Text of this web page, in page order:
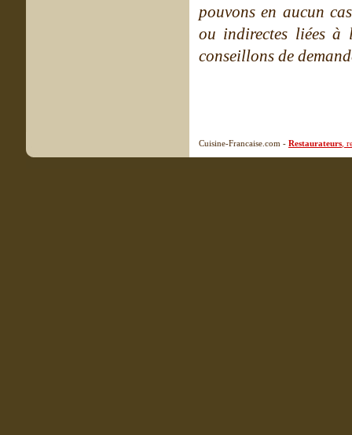
pouvons en aucun
ou indirectes liées à
conseillons de
Cuisine-Francaise.com - Restaurateurs ,